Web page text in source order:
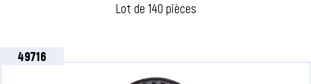
Lot de 140 pièces
49716